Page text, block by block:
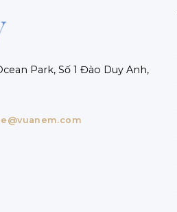
Park, Số 1 Đào Duy Anh,